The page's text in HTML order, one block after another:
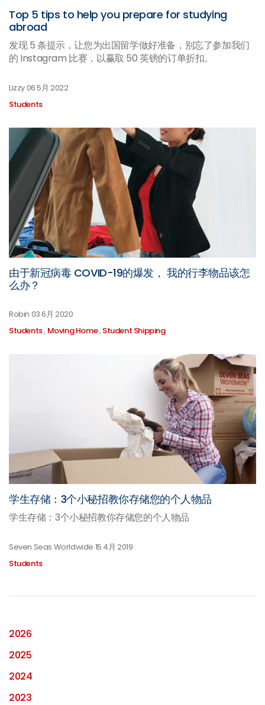
Top 5 tips to help you prepare for studying
abroad
发现 5 条提示，让您为出国留学做好准备，别忘了参加我们
的 Instagram 比赛，以赢取 50 英镑的订单折扣。
Lizzy06 5月 2022
Students
由于新冠病毒 COVID-19的爆发， 我的行李物品该怎
么办？
Robin 03 6月 2020
Students, Moving Home, Student Shipping
学生存储：3个小秘招教你存储您的个人物品
学生存储：3个小秘招教你存储您的个人物品
Seven Seas Worldwide 15 4月 2019
Students
2026
2025
2024
2023